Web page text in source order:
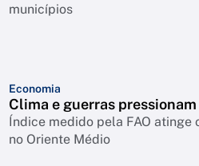
municípios
Economia
Clima e guerras
Índice medido pela FAO atinge
no Oriente Médio